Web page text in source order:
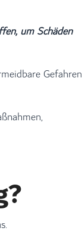
um Schäden
Gefahren